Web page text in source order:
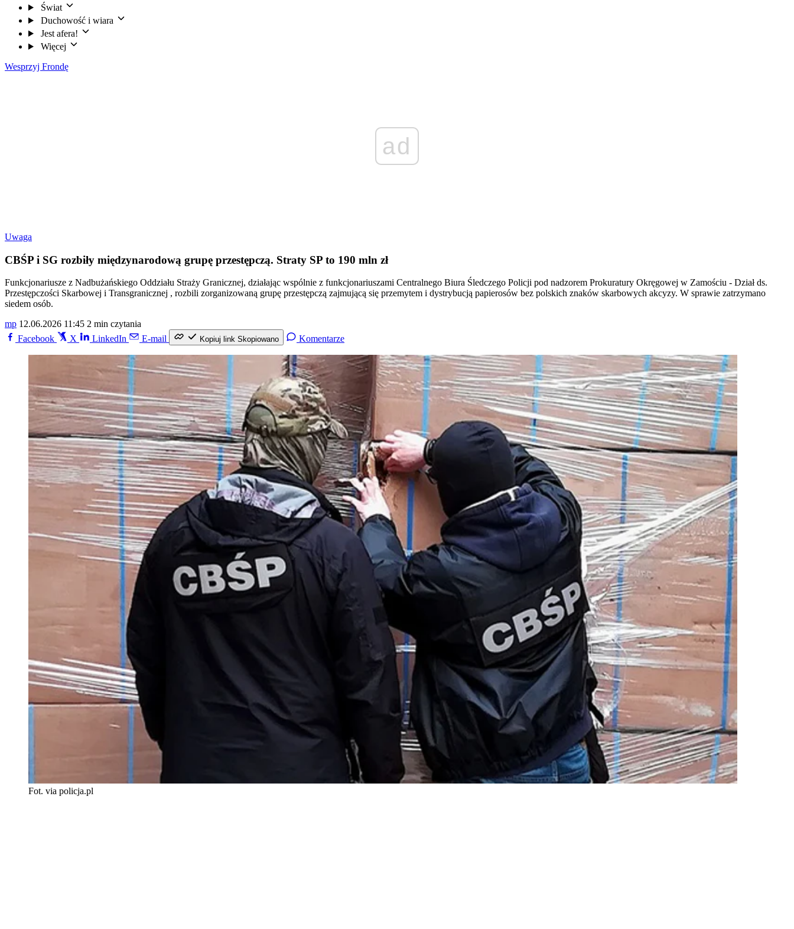
Świat
Duchowość i wiara
Jest afera!
Więcej
Wesprzyj Frondę
ad
Uwaga
CBŚP i SG rozbiły międzynarodową grupę przestępczą. Straty SP to 190 mln zł
Funkcjonariusze z Nadbużańskiego Oddziału Straży Granicznej, działając wspólnie z funkcjonariuszami Centralnego Biura Śledczego Policji pod nadzorem Prokuratury Okręgowej w Zamościu - Dział ds.
Przestępczości Skarbowej i Transgranicznej , rozbili zorganizowaną grupę przestępczą zajmującą się przemytem i dystrybucją papierosów bez polskich znaków skarbowych akcyzy. W sprawie zatrzymano
siedem osób.
mp 12.06.2026 11:45 2 min czytania
Facebook
X LinkedIn E-mail Kopiuj link Skopiowano Komentarze
Fot. via policja.pl